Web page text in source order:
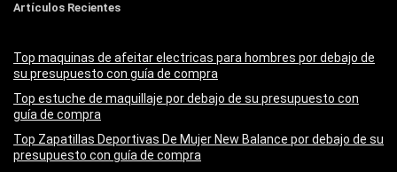
Artículos Recientes
Top maquinas de afeitar electricas para hombres por debajo de
su presupuesto con guía de compra
Top estuche de maquillaje por debajo de su presupuesto con
guía de compra
Top Zapatillas Deportivas De Mujer New Balance por debajo de su
presupuesto con guía de compra